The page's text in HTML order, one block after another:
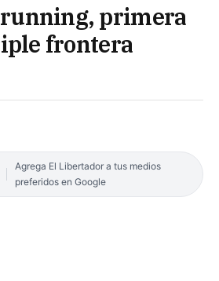
primera
frontera
Agrega El Libertador a tus medios
preferidos en Google